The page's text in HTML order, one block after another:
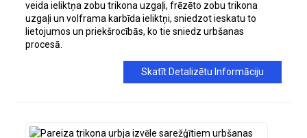
veida ieliktņa zobu trikona uzgaļi, frēzēto zobu trikona
uzgaļi un volframa karbīda ieliktņi, sniedzot ieskatu to
lietojumos un priekšrocībās, ko tie sniedz urbšanas
procesā.
Skatīt Detalizētu Informāciju